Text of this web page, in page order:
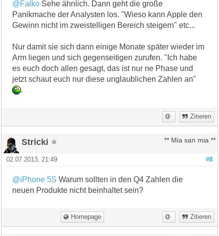
@Falko Sehe ähnlich. Dann geht die große
Panikmache der Analysten los. "Wieso kann Apple den
Gewinn nicht im zweistelligen Bereich steigern" etc...
Nur damit sie sich dann einige Monate später wieder im
Arm liegen und sich gegenseitigen zurufen. "Ich habe
es euch doch allen gesagt, das ist nur ne Phase und
jetzt schaut euch nur diese unglaublichen Zahlen an"
.
Zitieren
Stricki ** Mia san mia **
#8
02.07.2013, 21:49
@iPhone 5S Warum sollten in den Q4 Zahlen die
neuen Produkte nicht beinhaltet sein?
Homepage Zitieren